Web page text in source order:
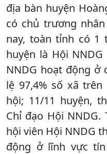
địa bàn huyện
có chủ trương
nay, toàn tỉnh có 1
huyện là Hội
NNDG hoạt động ở
lệ 97,4% số xã
hội; 11/11 huyện,
Chỉ đạo Hội NNDG.
hội viên Hội NNDG
động ở lĩnh vực